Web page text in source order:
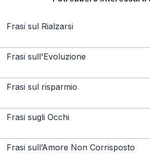
Frasi sul Rialzarsi
Frasi sull'Evoluzione
Frasi sul risparmio
Frasi sugli Occhi
Frasi sull’Amore Non Corrisposto